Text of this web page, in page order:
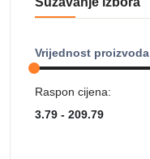
Vrijednost proizvoda
Raspon cijena: